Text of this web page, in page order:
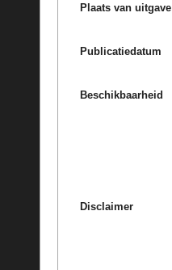
Plaats van uitgave
Publicatiedatum
Beschikbaarheid
Disclaimer